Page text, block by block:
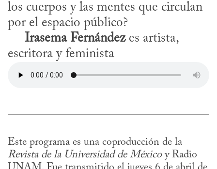
los cuerpos y las mentes que circulan
por el espacio público?
Irasema Fernández es artista,
escritora y feminista
Revista de la Universidad de México y Radio